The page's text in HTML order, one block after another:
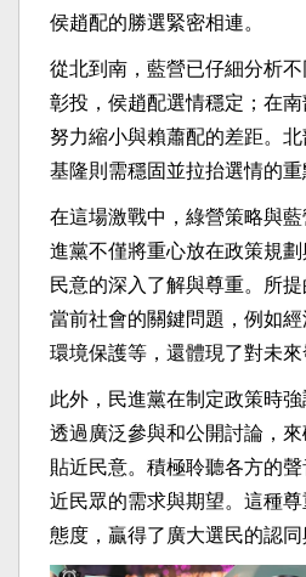
侯趙配的勝選緊密相連。
從北到南，藍營已仔細分析
彰投，侯趙配選情穩定；在
努力縮小與賴蕭配的差距。北
基隆則需穩固並拉抬選情的重
在這場激戰中，綠營策略與
進黨不僅將重心放在政策規
民意的深入了解與尊重。所
當前社會的關鍵問題，例如經
環境保護等，還體現了對未來
此外，民進黨在制定政策時強
透過廣泛參與和公開討論，
貼近民意。積極聆聽各方的
近民眾的需求與期望。這種
態度，贏得了廣大選民的認同